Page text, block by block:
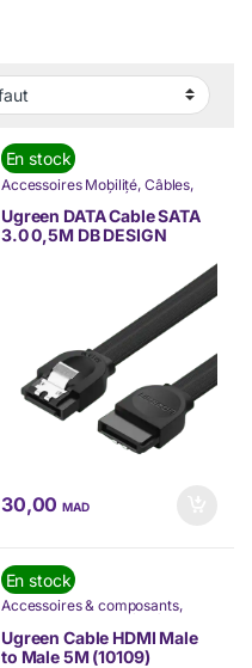
En stock
Accessoires Mobilité, Câbles,
TÉLÉPHONIE
Ugreen
Ugreen DATA Cable SATA
3.0 0,5M DB DESIGN
30,00MAD
En stock
Accessoires & composants,
Accessoires Mobilité
Informatique,Nos Marques,
TÉLÉPHONIE,Ugreen
Ugreen Cable HDMI Male
to Male 5M (10109)